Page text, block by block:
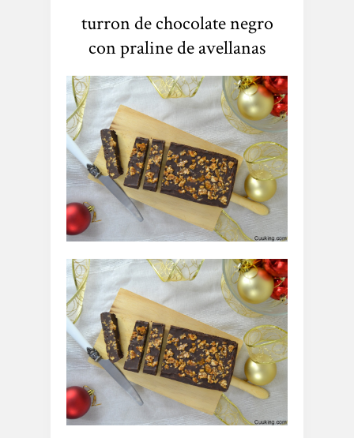
turron de chocolate negro
con praline de avellanas